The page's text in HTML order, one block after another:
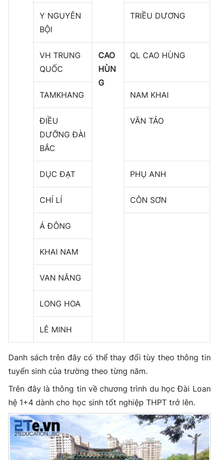
Y NGUYÊN
BỘI
TRIỀU DƯƠNG
VH TRUNG
QUỐC
CAO
HÙN
G
QL CAO HÙNG
TAMKHANG NAM KHAI
ĐIỀU
DƯỠNG ĐÀI
BẮC
VĂN TẢO
DỤC ĐẠT PHỤ ANH
CHÍ LÍ CÔN SƠN
Á ĐÔNG
KHAI NAM
VAN NĂNG
LONG HOA
LÊ MINH
Danh sách trên đây có thể thay đổi tùy theo thông tin
tuyển sinh của trường theo từng năm.
Trên đây là thông tin về chương trình du học Đài Loan
hệ 1+4 dành cho học sinh tốt nghiệp THPT trở lên.